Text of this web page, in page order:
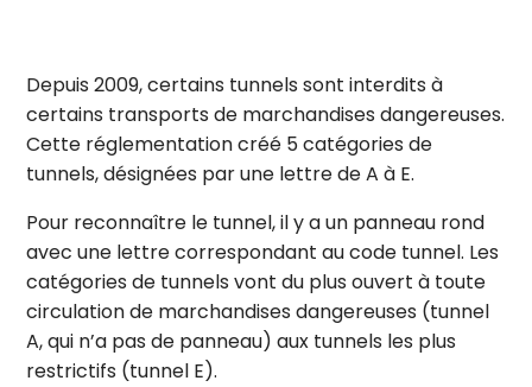
Depuis 2009, certains tunnels sont interdits à
certains transports de marchandises dangereuses.
Cette réglementation créé 5 catégories de
tunnels, désignées par une lettre de A à E.
Pour reconnaître le tunnel, il y a un panneau rond
avec une lettre correspondant au code tunnel. Les
catégories de tunnels vont du plus ouvert à toute
circulation de marchandises dangereuses (tunnel
A, qui n’a pas de panneau) aux tunnels les plus
restrictifs (tunnel E).